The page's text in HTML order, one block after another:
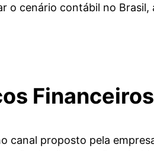
cenário contábil no
proposto pela